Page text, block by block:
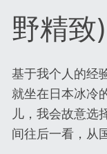
野精致)
基于我个人的经
就坐在日本冰冷
儿，我会故意选
间往后一看，从